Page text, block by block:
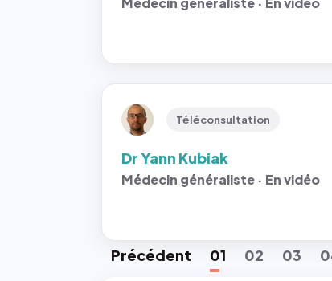
Téléconsultation
Dr Yann Kubiak
Médecin généraliste · En vidéo
Précédent 01 02 03